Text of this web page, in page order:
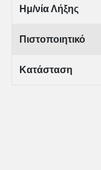
Ημ/νία Λήξης
Πιστοποιητικό
Κατάσταση